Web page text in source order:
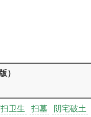
）
卫生 扫墓
阴宅破土